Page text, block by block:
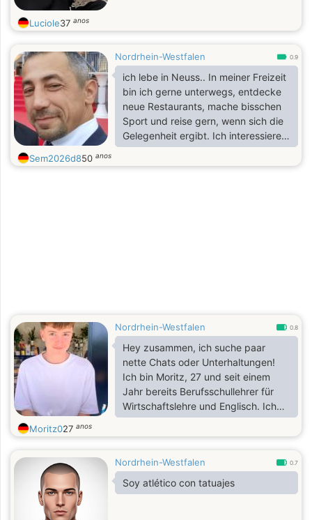
Luciole37 anos
Nordrhein-Westfalen 0.9
ich lebe in Neuss.. In meiner Freizeit
bin ich gerne unterwegs, entdecke
neue Restaurants, mache bisschen
Sport und reise gern, wenn sich die
Gelegenheit ergibt. Ich interessiere
mich für verschiedene Kulturen und
finde es spannend, wie
Sem2026d850 anos
Nordrhein-Westfalen 0.8
Hey zusammen, ich suche paar
nette Chats oder Unterhaltungen!
Ich bin Moritz, 27 und seit einem
Jahr bereits Berufsschullehrer für
Wirtschaftslehre und Englisch. Ich
liebe daher auch die USA, Englisch
und alles, was damit verbunden ist.
Moritz027 anos
Nordrhein-Westfalen 0.7
Soy atlético con tatuajes